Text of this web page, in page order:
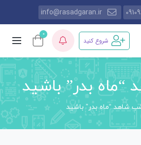
info@rasadgaran.ir
شروع کنید
0
بدر” باشید
شاهد “ماه بدر” باشید